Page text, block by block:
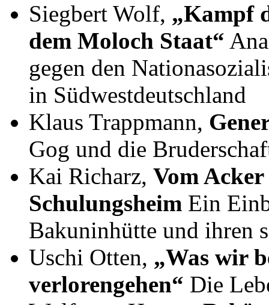
Siegbert Wolf, „Kampf
dem Moloch Staat“
gegen den
in Südwestdeutschland
Klaus Trappmann,
Gog und die
Kai Richarz, Vom
Schulungsheim Ein
Bakuninhütte und ihren
Uschi Otten, „Was wir
verlorengehen“ Die